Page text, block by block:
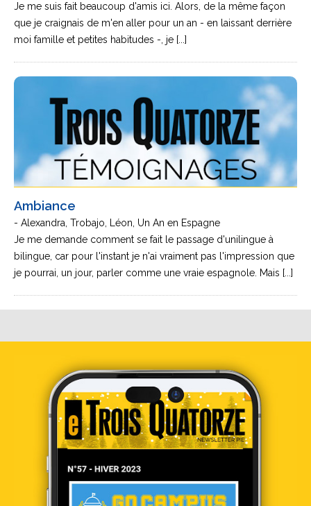
Je me suis fait beaucoup d'amis ici. Alors, de la même façon
que je craignais de m'en aller pour un an - en laissant derrière
moi famille et petites habitudes -, je [...]
Ambiance
- Alexandra, Trobajo, Léon, Un An en Espagne
Je me demande comment se fait le passage d'unilingue à
bilingue, car pour l'instant je n'ai vraiment pas l'impression que
je pourrai, un jour, parler comme une vraie espagnole. Mais [...]